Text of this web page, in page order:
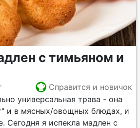
с тимьяном и
Справится и новичок
универсальная трава - она
и в мясных/овощных блюдах, и
Сегодня я испекла мадлен с